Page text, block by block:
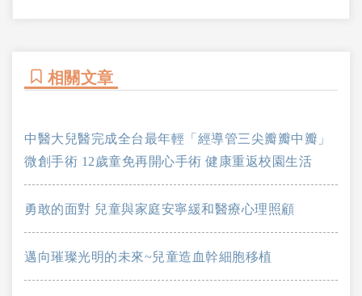
相關文章
中醫大兒醫完成全台最年輕「經導管三尖瓣瓣中瓣」
微創手術 12歲童免再開心手術 健康重返校園生活
勇敢的面對 兒童與家庭安寧緩和醫療心理照顧
邁向璀璨光明的未來~兒童造血幹細胞移植